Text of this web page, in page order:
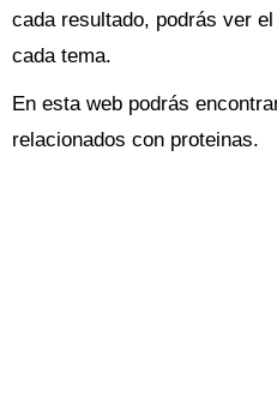
cada resultado, podrás ver
cada tema.
En esta web podrás
relacionados con proteinas.